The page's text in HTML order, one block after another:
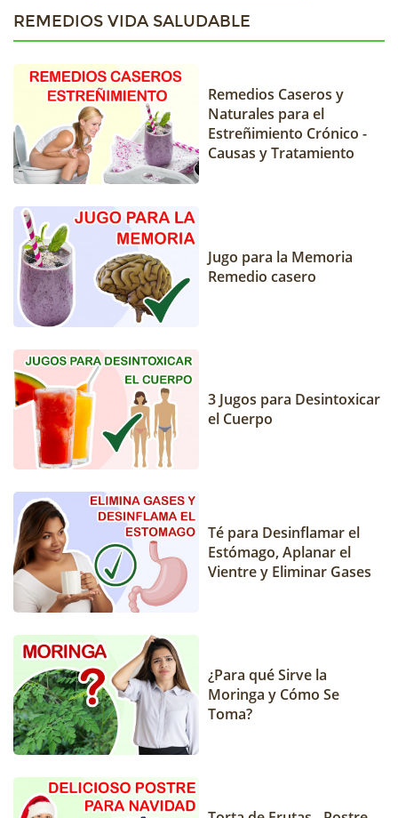
REMEDIOS VIDA SALUDABLE
Remedios Caseros y
Naturales para el
Estreñimiento Crónico -
Causas y Tratamiento
Jugo para la Memoria
Remedio casero
3 Jugos para Desintoxicar
el Cuerpo
Té para Desinflamar el
Estómago, Aplanar el
Vientre y Eliminar Gases
¿Para qué Sirve la
Moringa y Cómo Se
Toma?